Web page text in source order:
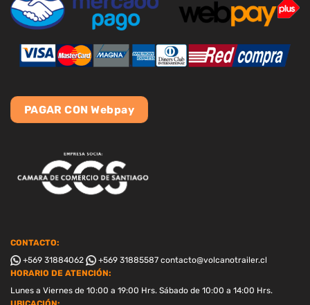
PAGAR CON Webpay
CONTACTO:
+569 31884062
+569 31885587 contacto@volcanotrailer.cl
HORARIO DE ATENCIÓN:
Lunes a Viernes de 10:00 a 19:00 Hrs. Sábado de 10:00 a 14:00 Hrs.